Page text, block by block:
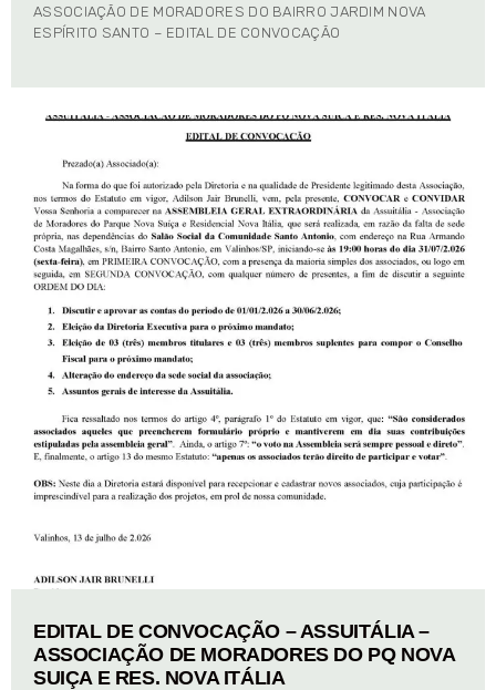
ASSOCIAÇÃO DE MORADORES DO BAIRRO JARDIM NOVA
ESPÍRITO SANTO – EDITAL DE CONVOCAÇÃO
EDITAL DE CONVOCAÇÃO – ASSUITÁLIA –
ASSOCIAÇÃO DE MORADORES DO PQ NOVA
SUIÇA E RES. NOVA ITÁLIA